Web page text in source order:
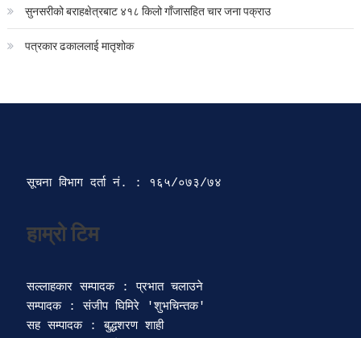
सुनसरीको बराहक्षेत्रबाट ४१८ किलो गाँजासहित चार जना पक्राउ
पत्रकार ढकाललाई मातृशोक
सूचना विभाग दर्ता‍ नं. : १६५/०७३/७४
हाम्रो टिम
सल्लाहकार सम्पादक : प्रभात चलाउने
सम्पादक : संजीप घिमिरे 'शुभचिन्तक'
सह सम्पादक : बुद्धशरण शाही